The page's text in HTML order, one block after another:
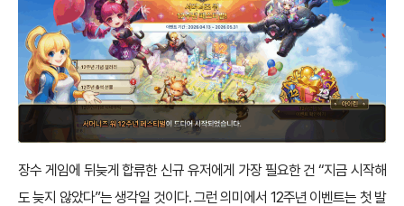
장수 게임에 뒤늦게 합류한 신규 유저에게 가장 필요한 건 “지금 시작해
도 늦지 않았다”는 생각일 것이다. 그런 의미에서 12주년 이벤트는 첫 발